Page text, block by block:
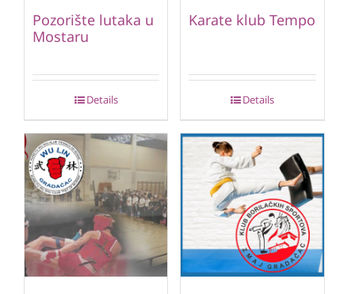
Pozorište lutaka u
Mostaru
Details
Karate klub Tempo
Details